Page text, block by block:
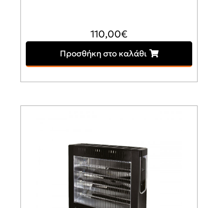
110,00€
Προσθήκη στο καλάθι